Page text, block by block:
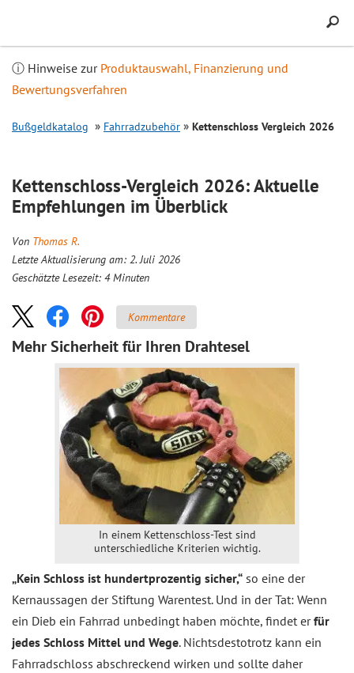
ⓘ Hinweise zur Produktauswahl, Finanzierung und
Bewertungsverfahren
Bußgeldkatalog Fahrradzubehör Kettenschloss Vergleich 2026
Kettenschloss-Vergleich 2026: Aktuelle
Empfehlungen im Überblick
Von Thomas R.
Letzte Aktualisierung am: 2. Juli 2026
Geschätzte Lesezeit: 4 Minuten
Kommentare
Mehr Sicherheit für Ihren Drahtesel
In einem Kettenschloss-Test sind
unterschiedliche Kriterien wichtig.
„Kein Schloss ist hundertprozentig sicher,“ so eine der
Kernaussagen der Stiftung Warentest. Und in der Tat: Wenn
ein Dieb ein Fahrrad unbedingt haben möchte, findet erfür
jedes Schloss Mittel und Wege. Nichtsdestotrotz kann ein
Fahrradschloss abschreckend wirken und sollte daher